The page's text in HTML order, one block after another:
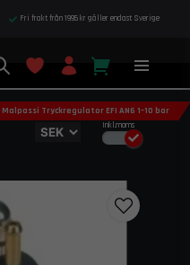
Fri frakt från 1995 kr gäller endast Sverige
Inkl.moms
Malpassi Tryckregulator EFI AN6 1–10 bar